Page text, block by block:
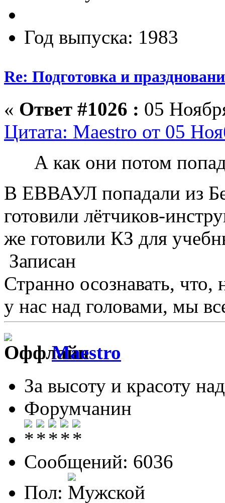
Год выпуска: 1983
Re: Подготовка и
« Ответ #1026 : 05
Цитата: Maestro от 05
А как они потом
В ЕВВАУЛ попадали из
готовили лётчиков-
же готовили КЗ для
Записан
Странно осознавать,
у нас над головами, мы
Maestro
За высоту и красоту
Форумчанин
Сообщений: 6036
Пол: